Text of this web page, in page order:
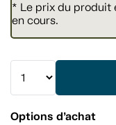
* Le prix du produit
en cours.
Options d’achat